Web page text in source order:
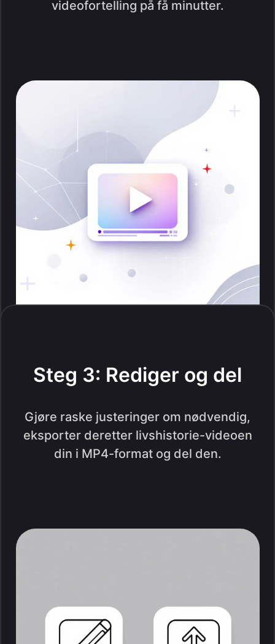
videofortelling på få minutter.
Steg 3: Rediger og del
Gjøre raske justeringer om nødvendig,
eksporter deretter livshistorie-videoen
din i MP4-format og del den.